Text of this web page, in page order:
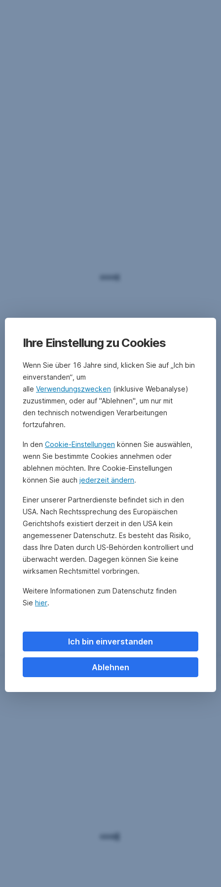
Zurück
Ihre Einstellung zu Cookies
Wenn Sie über 16 Jahre sind, klicken Sie auf „Ich bin
einverstanden“, um
alle Verwendungszwecken (inklusive Webanalyse)
zuzustimmen, oder auf "Ablehnen", um nur mit
den technisch notwendigen Verarbeitungen
fortzufahren.
In den Cookie-Einstellungen können Sie auswählen,
wenn Sie bestimmte Cookies annehmen oder
ablehnen möchten. Ihre Cookie-Einstellungen
können Sie auch jederzeit ändern.
Einer unserer Partnerdienste befindet sich in den
USA. Nach Rechtssprechung des Europäischen
Gerichtshofs existiert derzeit in den USA kein
angemessener Datenschutz. Es besteht das Risiko,
dass Ihre Daten durch US-Behörden kontrolliert und
überwacht werden. Dagegen können Sie keine
wirksamen Rechtsmittel vorbringen.
Weitere Informationen zum Datenschutz finden
Sie hier.
Ich bin einverstanden
Ablehnen